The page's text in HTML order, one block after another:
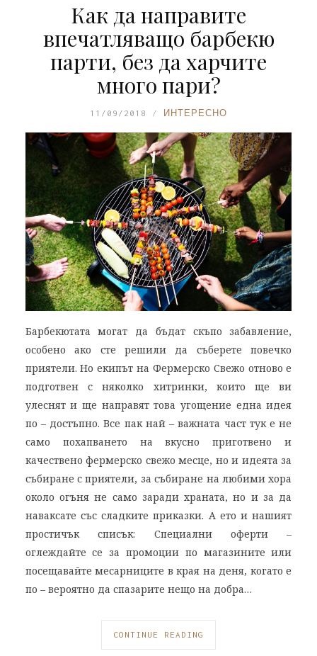
Как да направите
впечатляващо барбекю
парти, без да харчите
много пари?
11/09/2018 ИНТЕРЕСНО
Барбекютата могат да бъдат скъпо забавление,
особено ако сте решили да съберете повечко
приятели. Но екипът на Фермерско Свежо отново е
подготвен с няколко хитринки, които ще ви
улеснят и ще направят това угощение една идея
по – достъпно. Все пак най – важната част тук е не
само похапването на вкусно приготвено и
качествено фермерско свежо месце, но и идеята за
събиране с приятели, за събиране на любими хора
около огъня не само заради храната, но и за да
наваксате със сладките приказки. А ето и нашият
простичък списък: Специални оферти –
оглеждайте се за промоции по магазините или
посещавайте месарниците в края на деня, когато е
по – вероятно да спазарите нещо на добра…
CONTINUE READING